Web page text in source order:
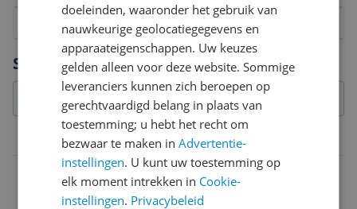
Specificaties
Overige kenmerken
Verpakking hoogte
22,1 cm
3
Vraag 1 van 4
doeleinden, waaronder het gebruik van
nauwkeurige geolocatiegegevens en
apparaateigenschappen. Uw keuzes
gelden alleen voor deze website. Sommige
leveranciers kunnen zich beroepen op
gerechtvaardigd belang in plaats van
toestemming; u hebt het recht om
bezwaar te maken inAdvertentie-
instellingen. U kunt uw toestemming op
elk moment intrekken in Cookie-
instellingen. Privacybeleid